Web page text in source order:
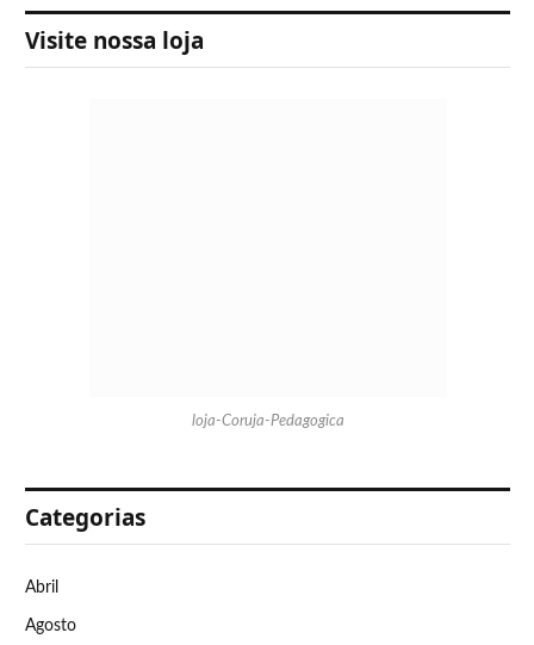
Visite nossa loja
loja-Coruja-Pedagogica
Categorias
Abril
Agosto